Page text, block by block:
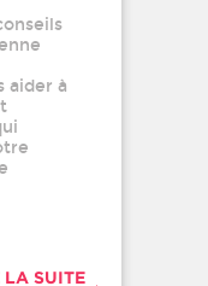
aider à
LA SUITE